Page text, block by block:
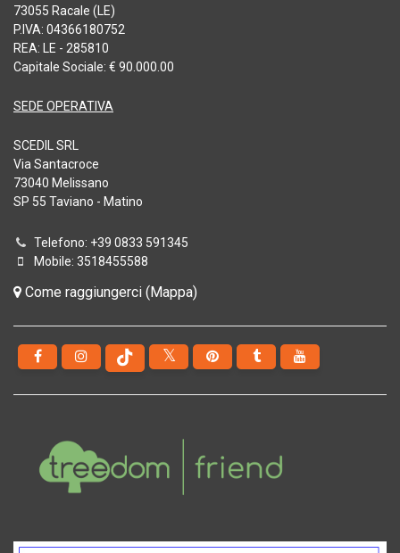
73055 Racale (LE)
P.IVA: 04366180752
REA: LE - 285810
Capitale Sociale: € 90.000.00
SEDE OPERATIVA
SCEDIL SRL
Via Santacroce
73040 Melissano
SP 55 Taviano - Matino
Telefono: +39 0833 591345
Mobile: 3518455588
Come raggiungerci (Mappa)